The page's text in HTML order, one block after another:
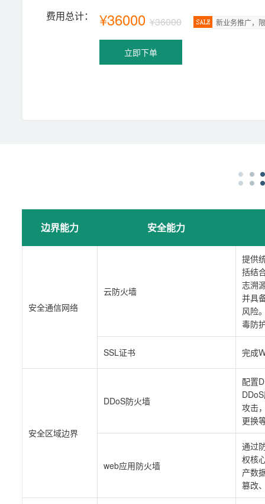
费用总计：
¥36000 ¥36000 新业务推广，
立即下单
边界能力 安全能力
安全通信网络
云防火墙
提供
括结
志溯
并具
风险
毒防
SSL证书 完成
安全区域边界
DDoS防火墙
配置
攻击
更换
web应用防火墙
通过
权核
产数
篡改